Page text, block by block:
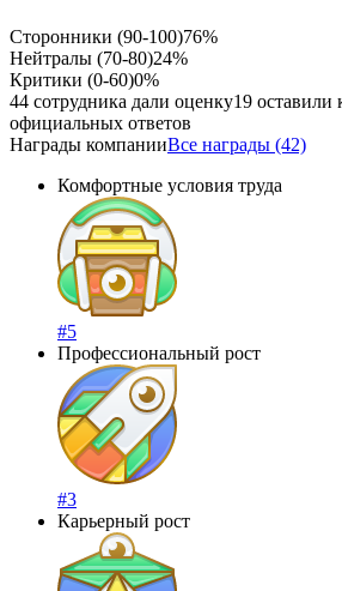
Сторонники (90-100)76%
Нейтралы (70-80)24%
Критики (0-60)0%
44 сотрудника дали оценку19 оставили
официальных ответов
Награды компанииВсе награды (42)
Комфортные условия труда
#5
Профессиональный рост
#3
Карьерный рост